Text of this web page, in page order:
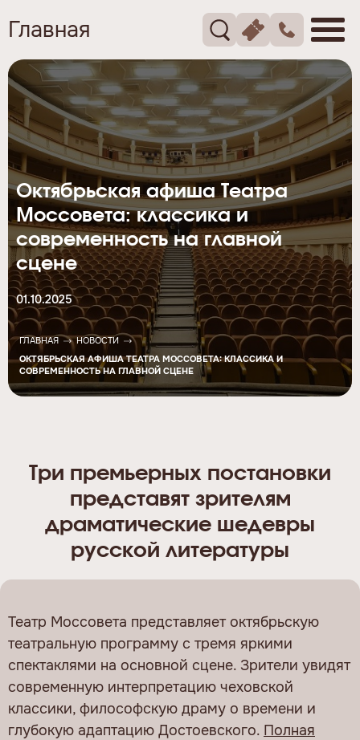
Главная
Октябрьская афиша Театра
Моссовета: классика и
современность на главной
сцене
01.10.2025
ГЛАВНАЯ
НОВОСТИ
ОКТЯБРЬСКАЯ АФИША ТЕАТРА МОССОВЕТА: КЛАССИКА И
СОВРЕМЕННОСТЬ НА ГЛАВНОЙ СЦЕНЕ
Три премьерных постановки
представят зрителям
драматические шедевры
русской литературы
Театр Моссовета представляет октябрьскую
театральную программу с тремя яркими
спектаклями на основной сцене. Зрители увидят
современную интерпретацию чеховской
классики, философскую драму о времени и
глубокую адаптацию Достоевского. Полная